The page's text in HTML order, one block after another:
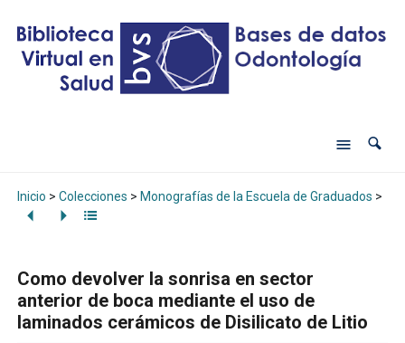
Inicio > Colecciones > Monografías de la Escuela de Graduados >
Como devolver la sonrisa en sector
anterior de boca mediante el uso de
laminados cerámicos de Disilicato de Litio